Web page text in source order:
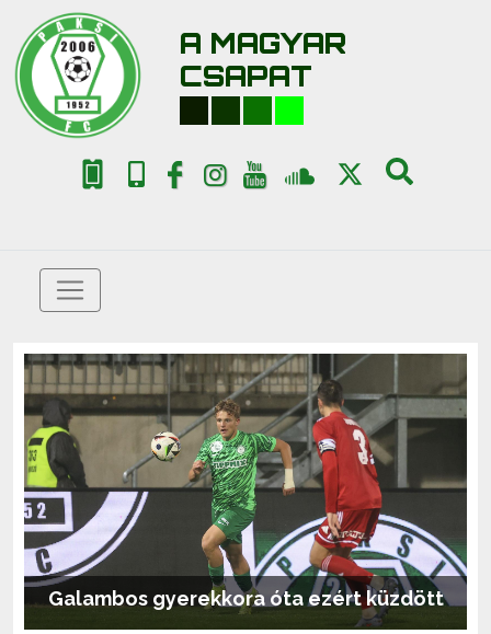
A MAGYAR
CSAPAT
Galambos gyerekkora óta ezért küzdött